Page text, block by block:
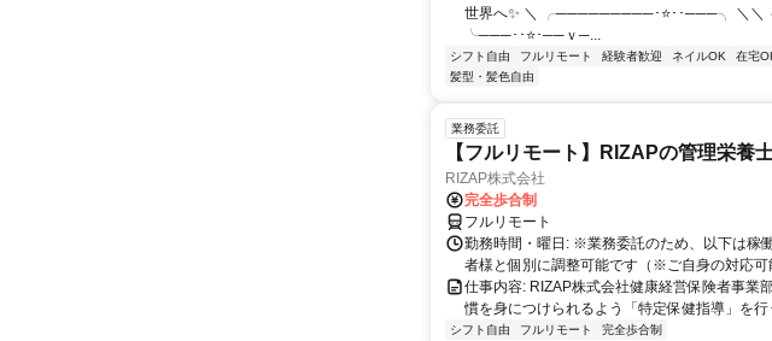
世界へ✨ ＼ ╭─────────･⭐･･───╮ ＼＼
╰───･･⭐･──ｖ─...
シフト自由 フルリモート 経験者歓迎 ネイルOK 在宅
髪型・髪色自由
業務委託
【フルリモート】RIZAPの管理栄養
RIZAP株式会社
完全歩合制
フルリモート
勤務時間・曜日: ※業務委託のため、以下は稼
者様と個別に調整可能です（※ご自身の対応
仕事内容: RIZAP株式会社健康経営保険者事業
慣を身につけられるよう「特定保健指導」を
シフト自由 フルリモート 完全歩合制